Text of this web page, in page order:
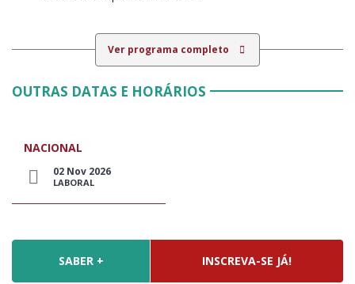
Ver programa completo
OUTRAS DATAS E HORÁRIOS
NACIONAL
02 Nov 2026
LABORAL
SABER + INSCREVA-SE JÁ!